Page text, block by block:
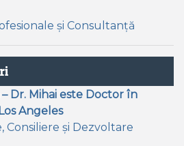
și Consultanță
Dr. Mihai este Doctor în
Angeles
Consiliere și Dezvoltare